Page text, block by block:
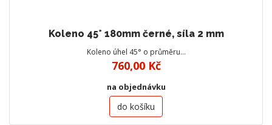
Koleno 45° 180mm černé, síla 2 mm
Koleno úhel 45° o průměru…
760,00 Kč
na objednávku
do košíku